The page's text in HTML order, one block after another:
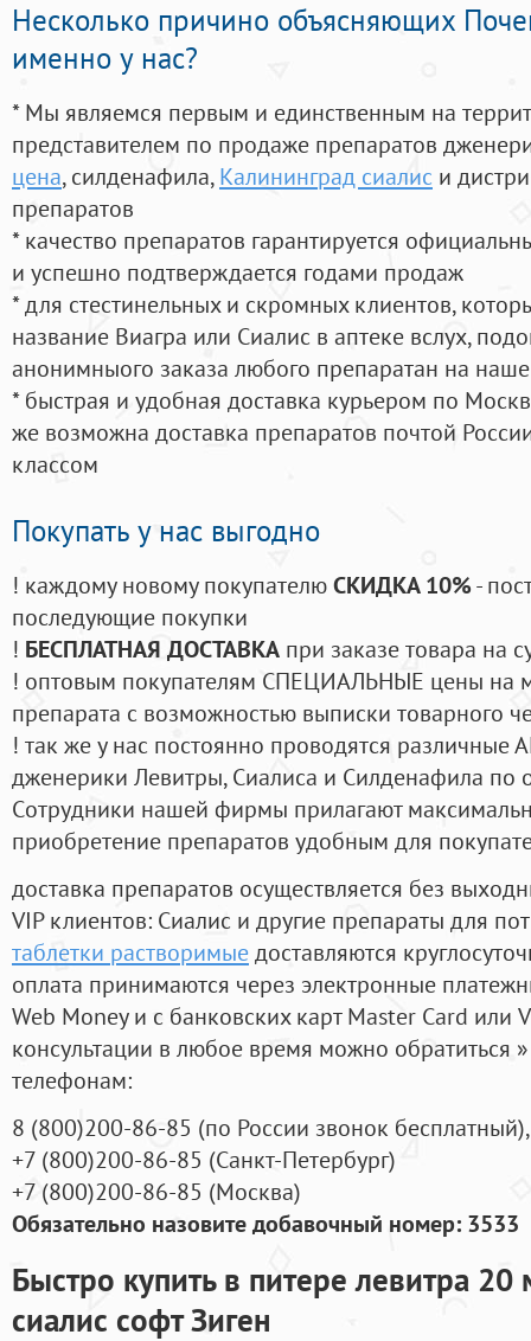
Несколько причино объясняющих
именно у нас?
* Мы являемся первым и единственным на
представителем по продаже препаратов
цена, силденафила, Калининград сиалис и
препаратов
* качество препаратов гарантируется
и успешно подтверждается годами продаж
* для стестинельных и скромных клиентов,
название Виагра или Сиалис в аптеке вслух,
анонимныого заказа любого препаратан на
* быстрая и удобная доставка курьером по
же возможна доставка препаратов почтой
классом
Покупать у нас выгодно
! каждому новому покупателюСКИДКА 10%-
последующие покупки
! БЕСПЛАТНАЯ ДОСТАВКА при заказе товара на
! оптовым покупателям СПЕЦИАЛЬНЫЕ цены на
препарата с возможностью выписки товарного
! так же у нас постоянно проводятся
дженерики Левитры, Сиалиса и Силденафила по
Cотрудники нашей фирмы прилагают
приобретение препаратов удобным для
доставка препаратов осуществляется без
VIP клиентов: Сиалис и другие препараты для
таблетки растворимыедоставляются
оплата принимаются через электронные
Web Money и с банковских карт Master Card или
консультации в любое время можно обратиться
телефонам:
8 (800)200-86-85 (по России звонок бесплатный),
+7 (800)200-86-85 (Санкт-Петербург)
+7 (800)200-86-85 (Москва)
Обязательно назовите добавочный номер: 3533
Быстро купить в питере левитра 20
сиалис софт Зиген